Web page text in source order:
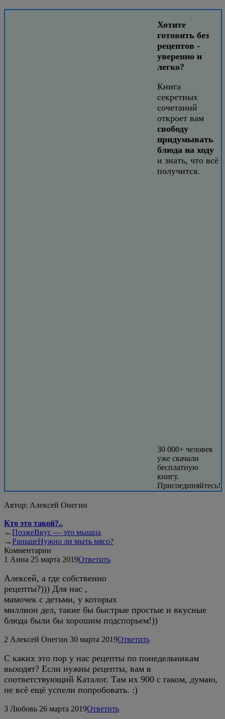
Хотите
готовить без
рецептов -
уверенно и
легко?
Книга
секретных
сочетаний
откроет вам
свободу
придумывать
блюда на ходу
и знать, что всё
получится.
30 000+ человек
уже скачали
бесплатную
книгу.
Присоединяйтесь!
Автор: Алексей Онегин
Кто это такой?..
←ПозжеВкус — это мышца
→РаньшеНужно ли мыть мясо?
Комментарии
1 Анна 25 марта 2019Ответить
Алексей, а где собственно
рецепты?))) Для нас ,
мамочек с детьми, у которых
миллион дел, такие бы быстрые простые и вкусные
блюда были бы хорошим подспорьем!))
2 Алексей Онегин 30 марта 2019Ответить
С каких это пор у нас рецепты по понедельникам
выходят? Если нужны рецепты, вам в
соответствующий Каталог. Там их 900 с гаком, думаю,
не всё ещё успели попробовать. :)
3 Любовь 26 марта 2019Ответить